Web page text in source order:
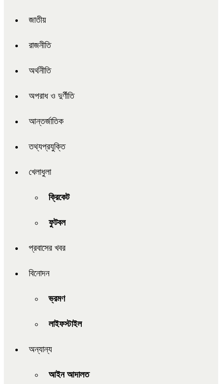
জাতীয়
রাজনীতি
অর্থনীতি
অপরাধ ও দুর্ণীতি
আন্তর্জাতিক
তথ্যপ্রযুক্তি
খেলাধুলা
ক্রিকেট
ফুটবল
প্রবাসের খবর
বিনোদন
ভ্রমণ
লাইফস্টাইল
অন্যান্য
আইন আদালত